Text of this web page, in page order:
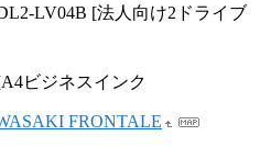
LV04B [法人向け2ドライブ
ビジネスインク
FRONTALE